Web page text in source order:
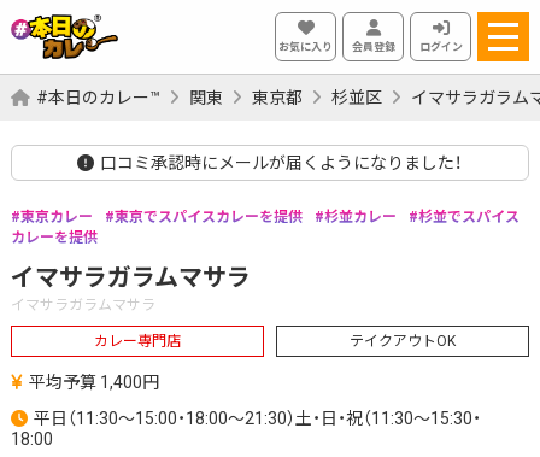
お気に入り 会員登録 ログイン
#本日のカレー™ 関東 東京都 杉並区 イマサラガラム
口コミ承認時にメールが届くようになりました！
東京カレー 東京でスパイスカレーを提供 杉並カレー
杉並でスパイス
カレーを提供
イマサラガラムマサラ
イマサラガラムマサラ
カレー専門店 テイクアウトOK
平均予算 1,400円
平日（11:30～15:00・18:00～21:30）土・日・祝（11:30～15:30・
18:00